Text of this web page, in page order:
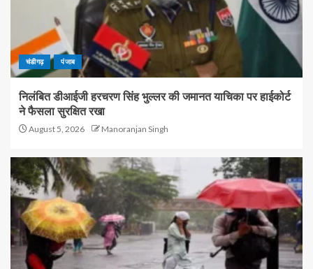
चंडीगढ़ पंजाब
निलंबित डीआईजी हरचरण सिंह भुल्लर की जमानत याचिका पर हाईकोर्ट
ने फैसला सुरक्षित रखा
August 5, 2026 Manoranjan Singh